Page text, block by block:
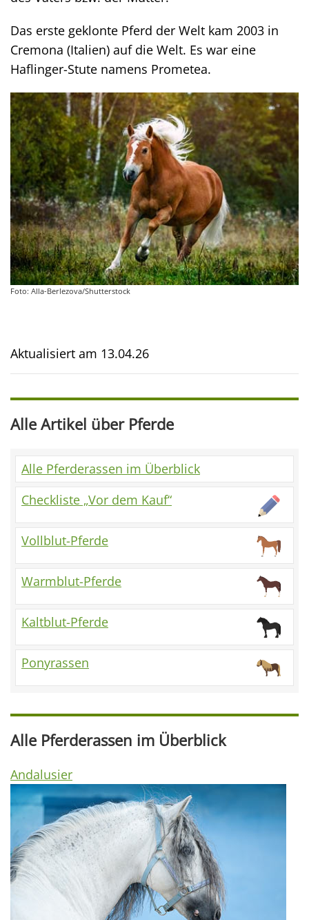
Das erste geklonte Pferd der Welt kam 2003 in
Cremona (Italien) auf die Welt. Es war eine
Haflinger-Stute namens Prometea.
Foto: Alla-Berlezova/Shutterstock
Aktualisiert am 13.04.26
Alle Artikel über Pferde
Alle Pferderassen im Überblick
Checkliste „Vor dem Kauf“
Vollblut-Pferde
Warmblut-Pferde
Kaltblut-Pferde
Ponyrassen
Alle Pferderassen im Überblick
Andalusier